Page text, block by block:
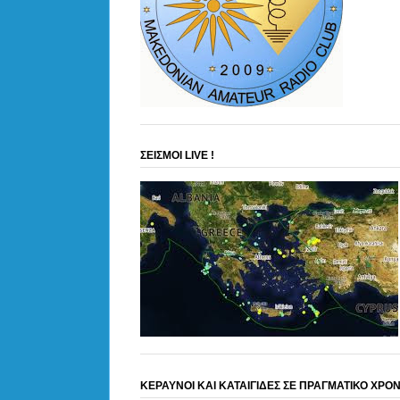
ΣΕΙΣΜΟΙ LIVE !
ΚΕΡΑΥΝΟΙ ΚΑΙ ΚΑΤΑΙΓΙΔΕΣ ΣΕ ΠΡΑΓΜΑΤΙΚΟ